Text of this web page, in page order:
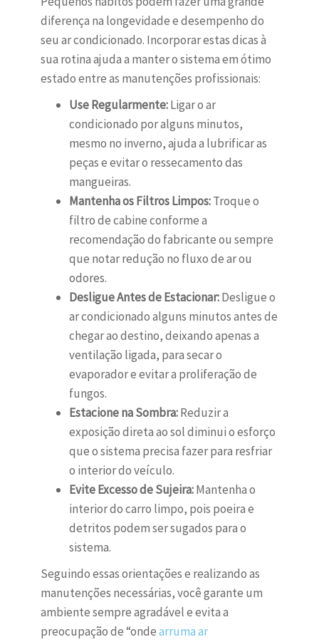
diferença na longevidade e desempenho do
seu ar condicionado. Incorporar estas dicas à
sua rotina ajuda a manter o sistema em ótimo
estado entre as manutenções profissionais:
Use Regularmente:Ligar o ar
condicionado por alguns minutos,
mesmo no inverno, ajuda a lubrificar as
peças e evitar o ressecamento das
mangueiras.
Mantenha os Filtros Limpos:Troque o
filtro de cabine conforme a
recomendação do fabricante ou sempre
que notar redução no fluxo de ar ou
odores.
Desligue Antes de Estacionar:Desligue o
ar condicionado alguns minutos antes de
chegar ao destino, deixando apenas a
ventilação ligada, para secar o
evaporador e evitar a proliferação de
fungos.
Estacione na Sombra:Reduzir a
exposição direta ao sol diminui o esforço
que o sistema precisa fazer para resfriar
o interior do veículo.
Evite Excesso de Sujeira:Mantenha o
interior do carro limpo, pois poeira e
detritos podem ser sugados para o
sistema.
Seguindo essas orientações e realizando as
manutenções necessárias, você garante um
ambiente sempre agradável e evita a
preocupação de “ondearruma ar